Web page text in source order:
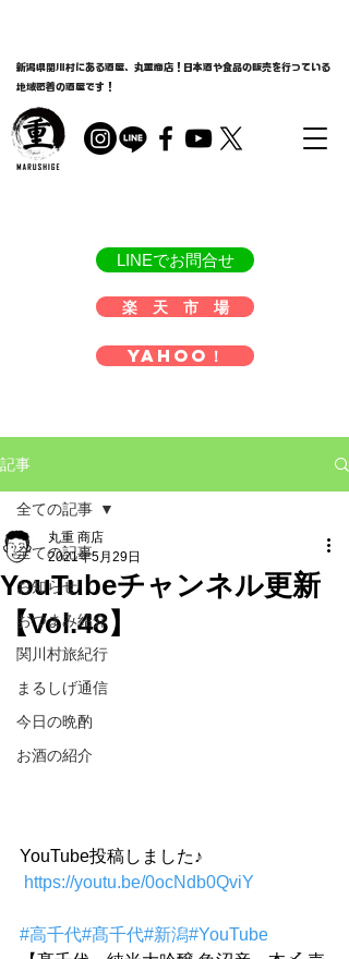
新潟県関川村にある酒屋、丸重商店！日本酒や食品の販売を行っている
地域密着の酒屋です！
LINEでお問合せ
楽 天 市 場
Yahoo！
記事
全ての記事
お知らせ
おつまみ紹介
関川村旅紀行
まるしげ通信
今日の晩酌
お酒の紹介
全ての記事
YouTubeチャンネル更新
【Vol.48】
丸重 商店
2021年5月29日
YouTube投稿しました♪
https://youtu.be/0ocNdb0QviY
#高千代#髙千代#新潟#YouTube